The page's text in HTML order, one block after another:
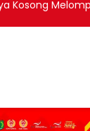
Kosong